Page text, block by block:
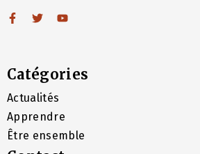
Catégories
Actualités
Apprendre
Être ensemble